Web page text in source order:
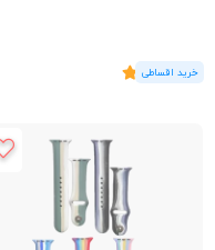
(2 رای)
5